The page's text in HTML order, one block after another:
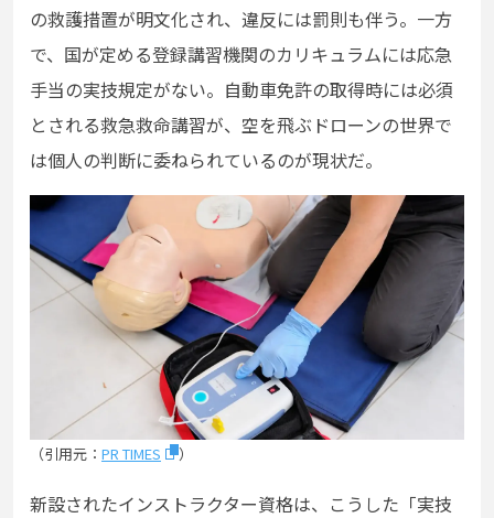
の救護措置が明文化され、違反には罰則も伴う。一方
で、国が定める登録講習機関のカリキュラムには応急
手当の実技規定がない。自動車免許の取得時には必須
とされる救急救命講習が、空を飛ぶドローンの世界で
は個人の判断に委ねられているのが現状だ。
（引用元： PR TIMES ）
新設されたインストラクター資格は、こうした「実技